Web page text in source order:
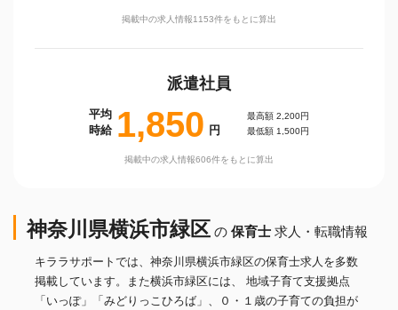
掲載中の求人情報1153件をもとに算出
派遣社員
平均
時給 1,850 円
最高額 2,200円
最低額 1,500円
掲載中の求人情報606件をもとに算出
神奈川県横浜市緑区 の 保育士 求人・転職情報
キララサポートでは、神奈川県横浜市緑区の保育士求人を多数
掲載しています。また横浜市緑区には、 地域子育て支援拠点
「いっぽ」「みどりっこひろば」、０・１歳の子育ての負担が